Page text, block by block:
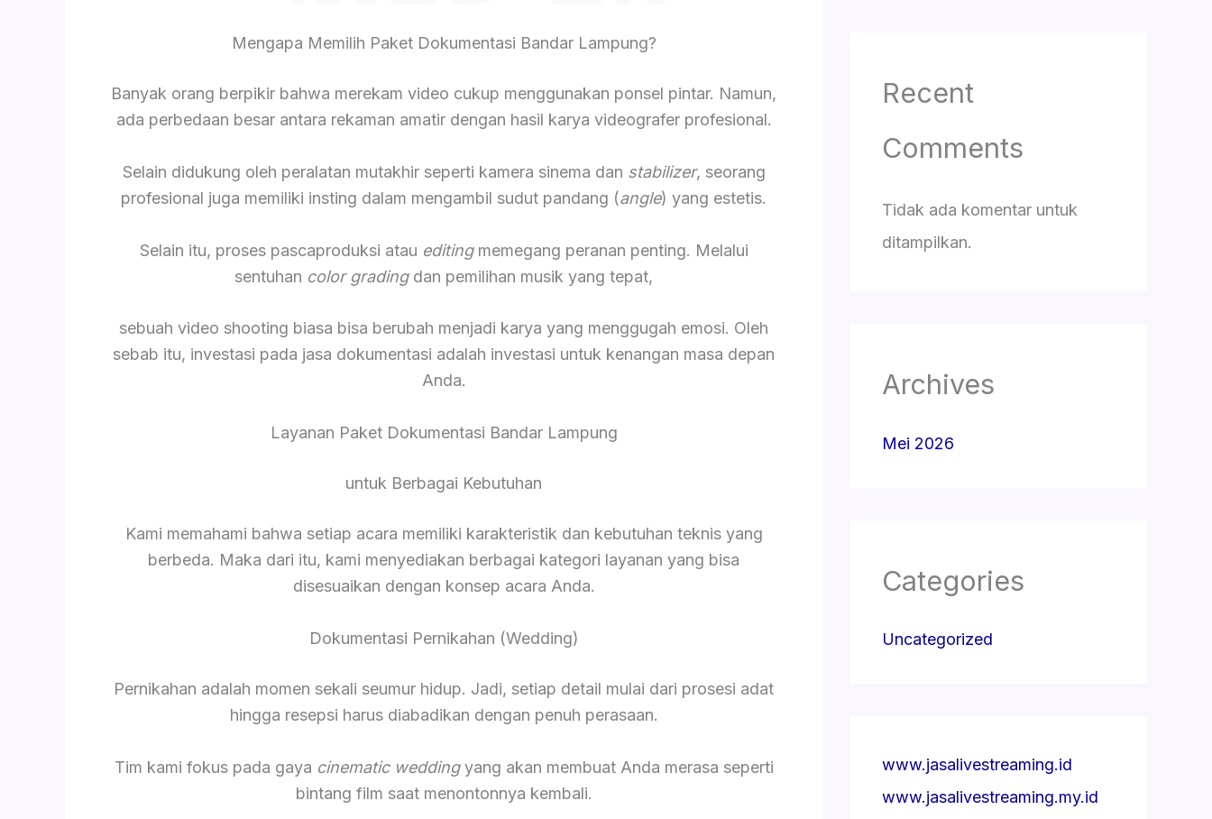
Mengapa Memilih Paket Dokumentasi Bandar Lampung?
Banyak orang berpikir bahwa merekam video cukup menggunakan ponsel pintar. Namun,
ada perbedaan besar antara rekaman amatir dengan hasil karya videografer profesional.
Selain didukung oleh peralatan mutakhir seperti kamera sinema dan stabilizer, seorang
profesional juga memiliki insting dalam mengambil sudut pandang (angle) yang estetis.
Selain itu, proses pascaproduksi atau editingmemegang peranan penting. Melalui
sentuhan color gradingdan pemilihan musik yang tepat,
sebuah video shooting biasa bisa berubah menjadi karya yang menggugah emosi. Oleh
sebab itu, investasi pada jasa dokumentasi adalah investasi untuk kenangan masa depan
Anda.
Layanan Paket Dokumentasi Bandar Lampung
untuk Berbagai Kebutuhan
Kami memahami bahwa setiap acara memiliki karakteristik dan kebutuhan teknis yang
berbeda. Maka dari itu, kami menyediakan berbagai kategori layanan yang bisa
disesuaikan dengan konsep acara Anda.
Dokumentasi Pernikahan (Wedding)
Pernikahan adalah momen sekali seumur hidup. Jadi, setiap detail mulai dari prosesi adat
hingga resepsi harus diabadikan dengan penuh perasaan.
Tim kami fokus pada gaya cinematic weddingyang akan membuat Anda merasa seperti
bintang film saat menontonnya kembali.
Recent
Comments
Tidak ada komentar untuk
ditampilkan.
Archives
Mei 2026
Categories
Uncategorized
www.jasalivestreaming.id
www.jasalivestreaming.my.id